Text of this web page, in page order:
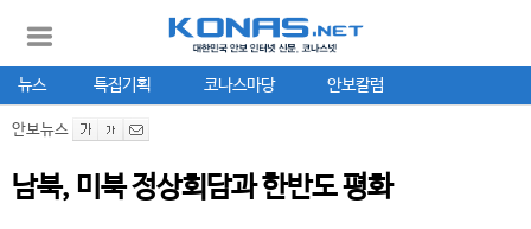
뉴스 특집기획 코나스마당 안보칼럼
안보뉴스
남북, 미북 정상회담과 한반도 평화